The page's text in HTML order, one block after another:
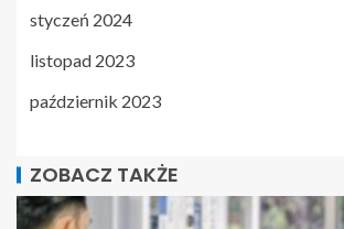
styczeń 2024
listopad 2023
październik 2023
ZOBACZ TAKŻE